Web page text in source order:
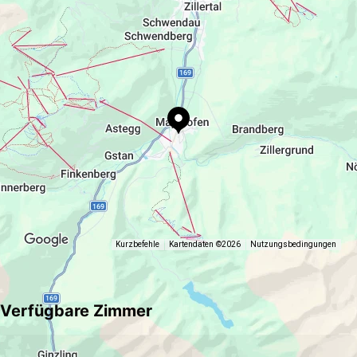
Neugierig geworden? Rufen Sie uns doch an oder
schreiben uns ein Mail
Knauer Petra und Martin
http://www.apparthotel-sonnenhof.at
Kurzbefehle Kartendaten ©2026 Nutzungsbedingungen
Verfügbare Zimmer